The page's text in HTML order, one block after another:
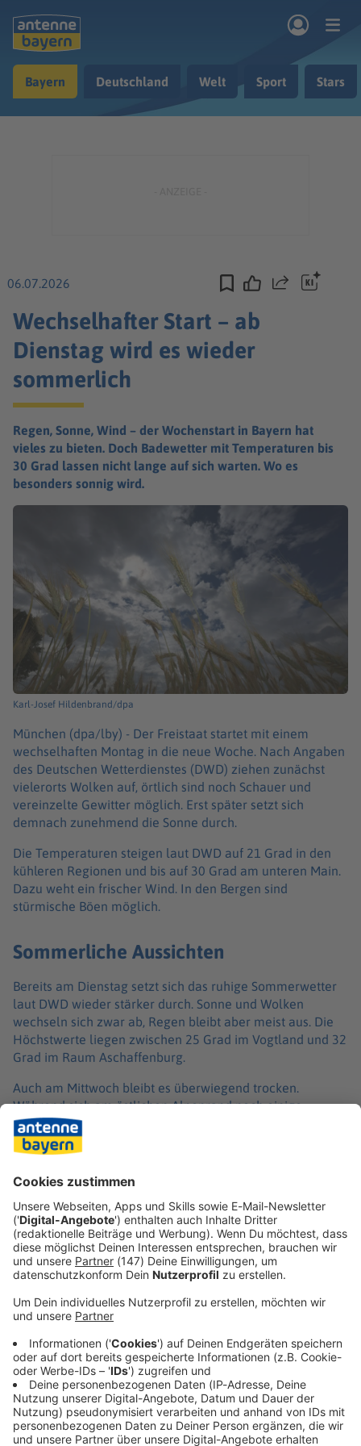
Musik & Radio
Bayern Deutschland Welt Sport Stars
06.07.2026 Teilen
Wechselhafter Start – ab
Dienstag wird es wieder
sommerlich
Regen, Sonne, Wind – der Wochenstart in Bayern hat
vieles zu bieten. Doch Badewetter mit Temperaturen bis
30 Grad lassen nicht lange auf sich warten. Wo es
besonders sonnig wird.
Karl-Josef Hildenbrand/dpa
München (dpa/lby) - Der Freistaat startet mit einem
wechselhaften Montag in die neue Woche. Nach Angaben
des Deutschen Wetterdienstes (DWD) ziehen zunächst
vielerorts Wolken auf, örtlich sind noch Schauer und
vereinzelte Gewitter möglich. Erst später setzt sich
demnach zunehmend die Sonne durch.
Die Temperaturen steigen laut DWD auf 21 Grad in den
kühleren Regionen und bis auf 30 Grad am unteren Main.
Dazu weht ein frischer Wind. In den Bergen sind
stürmische Böen möglich.
Sommerliche Aussichten
Bereits am Dienstag setzt sich das ruhige Sommerwetter
laut DWD wieder stärker durch. Sonne und Wolken
wechseln sich zwar ab, Regen bleibt aber meist aus. Die
Höchstwerte liegen zwischen 25 Grad im Vogtland und 32
Grad im Raum Aschaffenburg.
Auch am Mittwoch bleibt es überwiegend trocken.
Während sich am östlichen Alpenrand noch einige
Wolken halten können, scheint im übrigen Freistaat häufig
die Sonne. Die Temperaturen erreichen erneut 23 bis 30
Grad. Allerdings bleibt der Wind auch in den kommenden
Tagen spürbar und kann vor allem in Böen kräftig